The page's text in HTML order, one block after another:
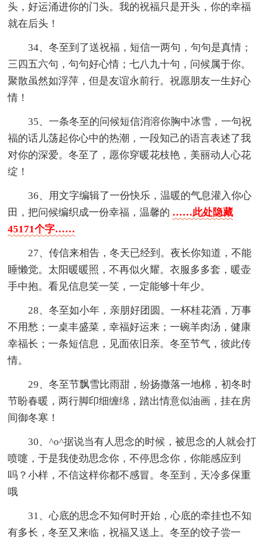
头，好运涌进你的门头。我的祝福只是开头，你的幸福
就在后头！
34、冬至到了送祝福，短信一两句，句句是真情；
三四五六句，句句好心情；七八九十句，问候属于你。
聚散虽然如浮萍，但是友谊永前行。祝愿朋友一生好心
情！
35、一条冬至的问候短信消溶你胸中冰雪，一句祝
福的话儿荡起你心中的热潮，一段知己的语言表述了我
对你的深爱。冬至了，愿你穿暖花枝艳，美丽动人心花
绽！
36、用文字编辑了一份快乐，温暖的气息灌入你心
田，把问候编织成一份幸福，温馨的 ……此处隐藏
45171个字……
27、传信来相告，冬天已经到。夜长你知道，不能
睡懒觉。太阳暖暖照，不再似火耀。衣服多多套，暖壶
手中抱。看见信息笑一笑，一定能够十年少。
28、冬至如小年，亲朋好团圆。一杯桂花酒，万事
不用愁；一桌丰盛菜，幸福好运来；一碗羊肉汤，健康
幸福长；一条短信息，见面依旧亲。冬至节气，彼此传
情。
29、冬至节飘雪比雨甜，纷扬撒落一地棉，初冬时
节盼春暖，两行脚印细缠绵，踏出情意似油画，挂在房
间御冬寒！
30、^o^据说当有人思念的时候，被思念的人就会打
喷嚏，于是我使劲思念你，不停思念你，你能感应到
吗？小样，不信这样你都不感冒。冬至到，天冷多保重
哦
31、心底的思念不知何时开始，心底的牵挂也不知
有多长，冬至又来临，祝福又送上。冬至的饺子尝一